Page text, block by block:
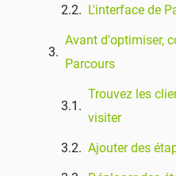
L'interface de
Avant d'optimiser,
Parcours
Trouvez les
visiter
Ajouter des